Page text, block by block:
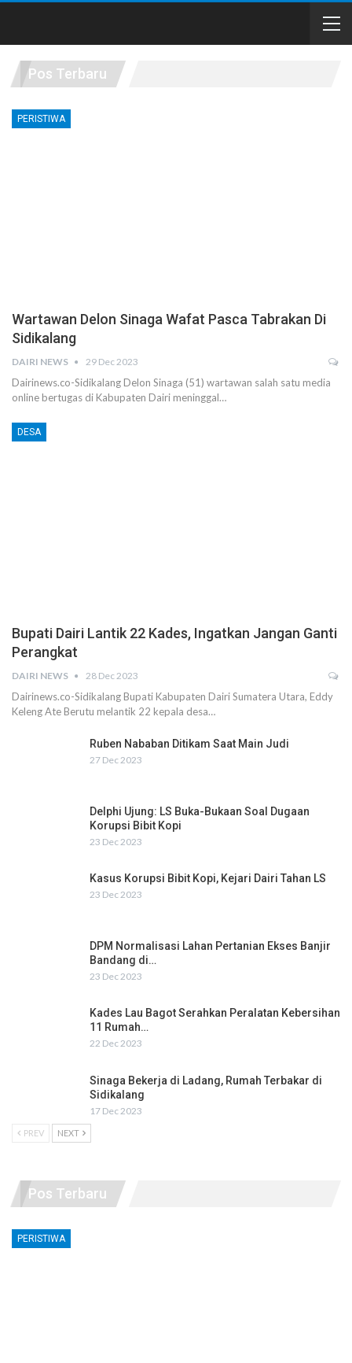
Pos Terbaru
PERISTIWA
Wartawan Delon Sinaga Wafat Pasca Tabrakan Di
Sidikalang
DAIRI NEWS 29 Dec 2023
Dairinews.co-Sidikalang Delon Sinaga (51) wartawan salah satu media
online bertugas di Kabupaten Dairi meninggal…
DESA
Bupati Dairi Lantik 22 Kades, Ingatkan Jangan Ganti
Perangkat
DAIRI NEWS 28 Dec 2023
Dairinews.co-Sidikalang Bupati Kabupaten Dairi Sumatera Utara, Eddy
Keleng Ate Berutu melantik 22 kepala desa…
Ruben Nababan Ditikam Saat Main Judi
27 Dec 2023
Delphi Ujung: LS Buka-Bukaan Soal Dugaan
Korupsi Bibit Kopi
23 Dec 2023
Kasus Korupsi Bibit Kopi, Kejari Dairi Tahan LS
23 Dec 2023
DPM Normalisasi Lahan Pertanian Ekses Banjir
Bandang di…
23 Dec 2023
Kades Lau Bagot Serahkan Peralatan Kebersihan
11 Rumah…
22 Dec 2023
Sinaga Bekerja di Ladang, Rumah Terbakar di
Sidikalang
17 Dec 2023
PREV NEXT
Pos Terbaru
PERISTIWA